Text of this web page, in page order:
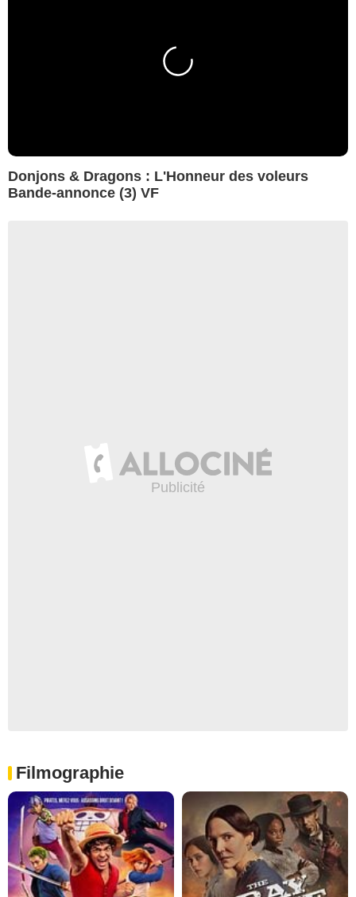
Donjons & Dragons : L'Honneur des voleurs
Bande-annonce (3) VF
Filmographie